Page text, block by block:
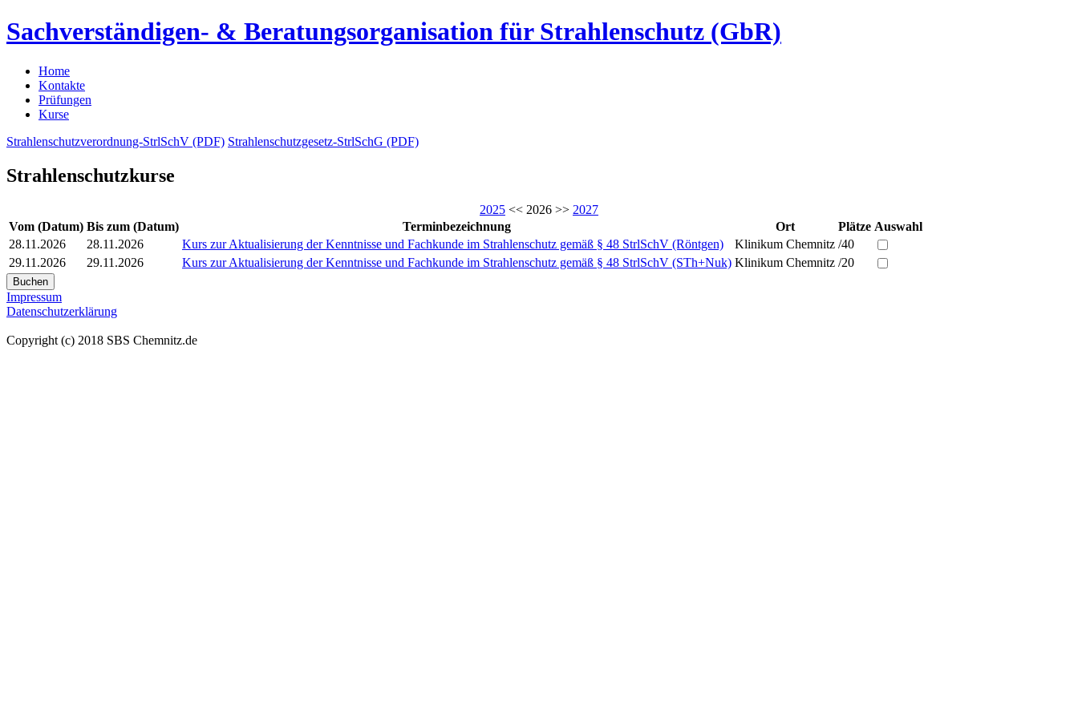
Sachverständigen- & Beratungsorganisation für Strahlenschutz (GbR)
Home
Kontakte
Prüfungen
Kurse
Strahlenschutzverordnung-StrlSchV (PDF) Strahlenschutzgesetz-StrlSchG (PDF)
Strahlenschutzkurse
2025 << 2026 >> 2027
Vom (Datum) Bis zum (Datum) Terminbezeichnung Ort Plätze Auswahl
28.11.2026
28.11.2026 Kurs zur Aktualisierung der Kenntnisse und Fachkunde im Strahlenschutz gemäß § 48 StrlSchV (Röntgen) Klinikum Chemnitz /40
29.11.2026
29.11.2026 Kurs zur Aktualisierung der Kenntnisse und Fachkunde im Strahlenschutz gemäß § 48 StrlSchV (STh+Nuk) Klinikum Chemnitz /20
Impressum
Datenschutzerklärung
Copyright (c) 2018 SBS Chemnitz.de